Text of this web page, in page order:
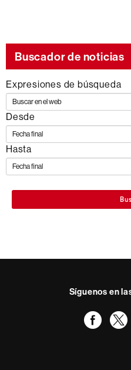
Buscador de noticias
Expresiones de búsqueda
Desde
Hasta
Síguenos en